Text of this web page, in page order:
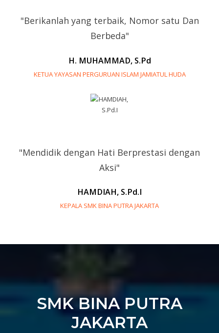
"Berikanlah yang terbaik, Nomor satu Dan
Berbeda"
H. MUHAMMAD, S.Pd
KETUA YAYASAN PERGURUAN ISLAM JAMIATUL HUDA
"Mendidik dengan Hati Berprestasi dengan
Aksi"
HAMDIAH, S.Pd.I
KEPALA SMK BINA PUTRA JAKARTA
SMK BINA PUTRA
JAKARTA